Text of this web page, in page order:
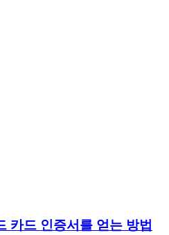
카드 인증서를 얻는 방법